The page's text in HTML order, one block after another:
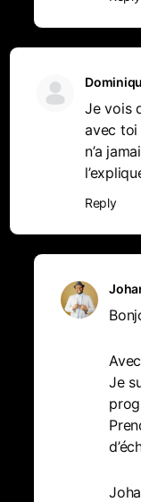
Je vois
avec toi
n’a
Reply
Je